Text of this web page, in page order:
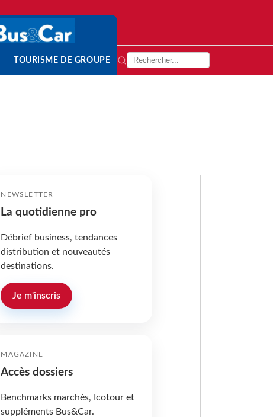
TOURISME DE GROUPE
NEWSLETTER
La quotidienne pro
Débrief business, tendances
distribution et nouveautés
destinations.
Je m'inscris
MAGAZINE
Accès dossiers
Benchmarks marchés, Icotour et
suppléments Bus&Car.